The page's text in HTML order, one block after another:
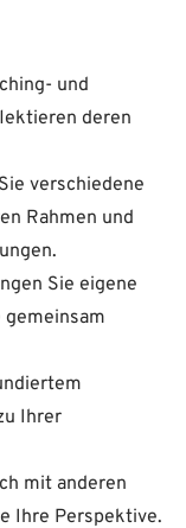
und
deren
verschiedene
Rahmen und
Sie eigene
Ihrer
mit anderen
Ihre Perspektive.